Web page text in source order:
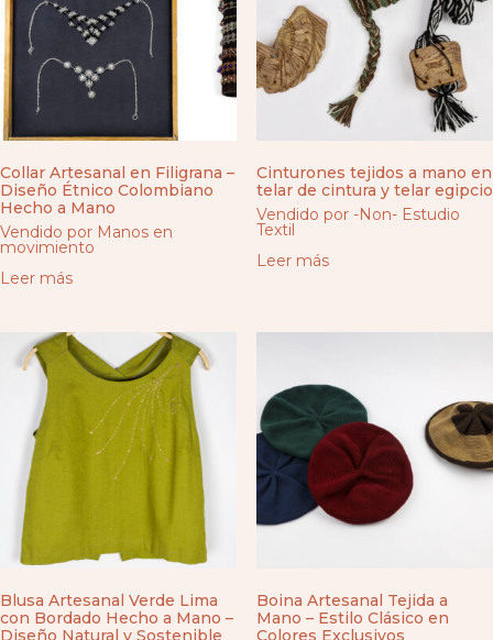
Collar Artesanal en Filigrana –
Diseño Étnico Colombiano
Hecho a Mano
Vendido por Manos en
movimiento
Leer más
Cinturones tejidos a mano en
telar de cintura y telar egipcio
Vendido por -Non- Estudio
Textil
Leer más
Blusa Artesanal Verde Lima
con Bordado Hecho a Mano –
Diseño Natural y Sostenible
Boina Artesanal Tejida a
Mano – Estilo Clásico en
Colores Exclusivos